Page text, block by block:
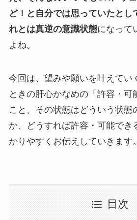
ど！と自分では思っていたとし
れとは真逆の意識状態になって
よね。
今回は、望みや願いを叶えてい
ときの肝心かなめの「許容・可
こと、その状態はどういう状態
か、どうすれば許容・可能でき
かりやすくお伝えしていきます。
目次